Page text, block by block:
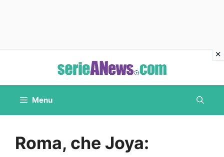
contenuto
Menu
Roma, che Joya: